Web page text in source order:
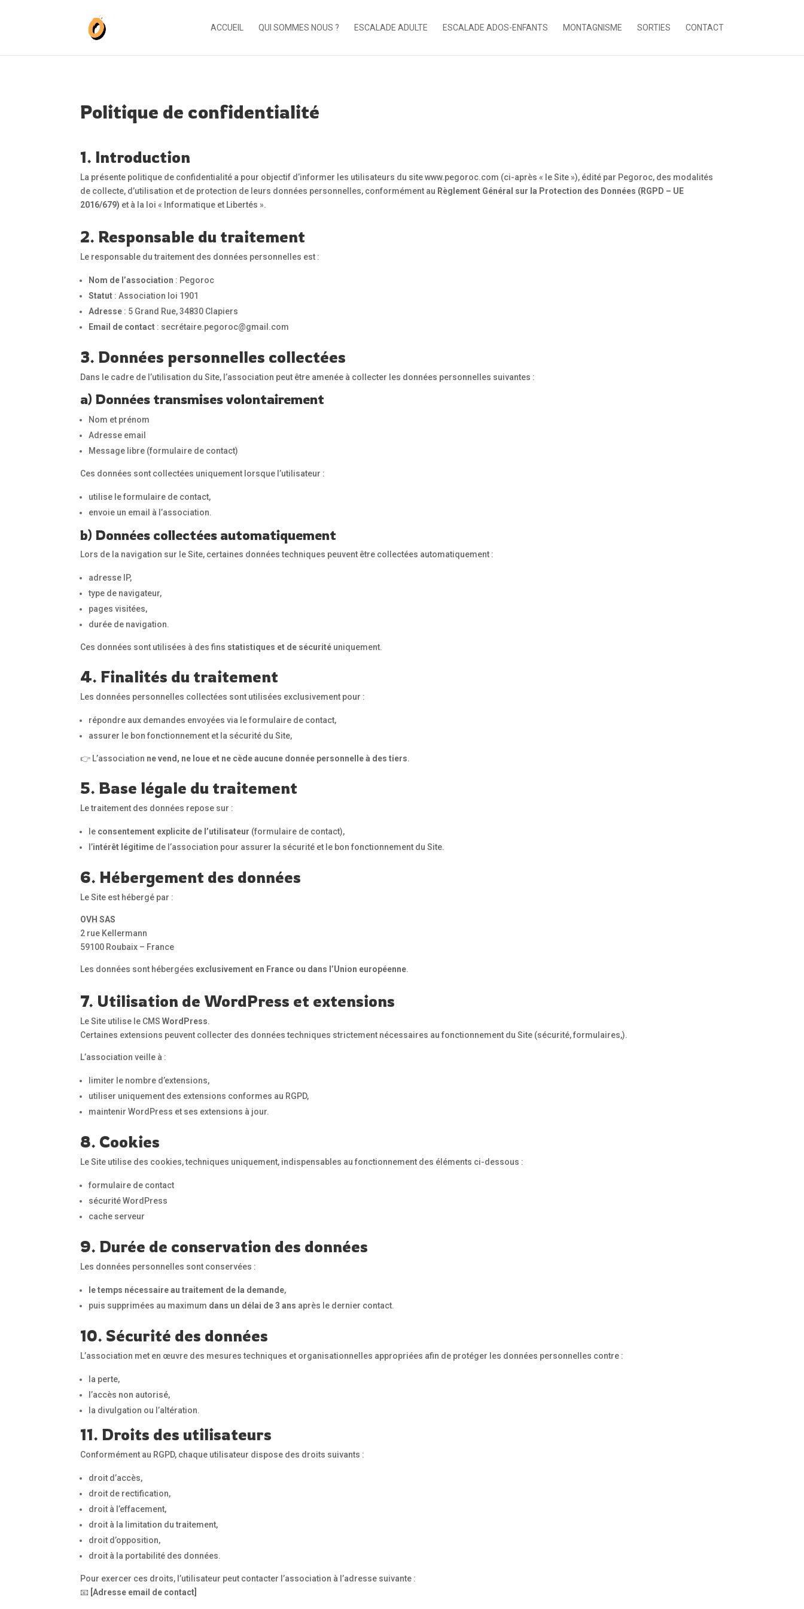
ACCUEIL QUI SOMMES NOUS ? ESCALADE ADULTE ESCALADE ADOS-ENFANTS MONTAGNISME SORTIES CONTACT
Politique de confidentialité
1. Introduction
La présente politique de confidentialité a pour objectif d’informer les utilisateurs du site www.pegoroc.com (ci-après « le Site »), édité par Pegoroc, des modalités
de collecte, d’utilisation et de protection de leurs données personnelles, conformément au Règlement Général sur la Protection des Données (RGPD – UE
2016/679) et à la loi « Informatique et Libertés ».
2. Responsable du traitement
Le responsable du traitement des données personnelles est :
Nom de l’association : Pegoroc
Statut : Association loi 1901
Adresse : 5 Grand Rue, 34830 Clapiers
Email de contact : secrétaire.pegoroc@gmail.com
3. Données personnelles collectées
Dans le cadre de l’utilisation du Site, l’association peut être amenée à collecter les données personnelles suivantes :
a) Données transmises volontairement
Nom et prénom
Adresse email
Message libre (formulaire de contact)
Ces données sont collectées uniquement lorsque l’utilisateur :
utilise le formulaire de contact,
envoie un email à l’association.
b) Données collectées automatiquement
Lors de la navigation sur le Site, certaines données techniques peuvent être collectées automatiquement :
adresse IP,
type de navigateur,
pages visitées,
durée de navigation.
Ces données sont utilisées à des fins statistiques et de sécurité uniquement.
4. Finalités du traitement
Les données personnelles collectées sont utilisées exclusivement pour :
répondre aux demandes envoyées via le formulaire de contact,
assurer le bon fonctionnement et la sécurité du Site,
👉 L’association ne vend, ne loue et ne cède aucune donnée personnelle à des tiers.
5. Base légale du traitement
Le traitement des données repose sur :
le consentement explicite de l’utilisateur (formulaire de contact),
l’intérêt légitime de l’association pour assurer la sécurité et le bon fonctionnement du Site.
6. Hébergement des données
Le Site est hébergé par :
OVH SAS
2 rue Kellermann
59100 Roubaix – France
Les données sont hébergées exclusivement en France ou dans l’Union européenne.
7. Utilisation de WordPress et extensions
Le Site utilise le CMSWordPress.
Certaines extensions peuvent collecter des données techniques strictement nécessaires au fonctionnement du Site (sécurité, formulaires,).
L’association veille à :
limiter le nombre d’extensions,
utiliser uniquement des extensions conformes au RGPD,
maintenir WordPress et ses extensions à jour.
8. Cookies
Le Site utilise des cookies, techniques uniquement, indispensables au fonctionnement des éléments ci-dessous :
formulaire de contact
sécurité WordPress
cache serveur
9. Durée de conservation des données
Les données personnelles sont conservées :
le temps nécessaire au traitement de la demande,
puis supprimées au maximum dans un délai de 3 ans après le dernier contact.
10. Sécurité des données
L’association met en œuvre des mesures techniques et organisationnelles appropriées afin de protéger les données personnelles contre :
la perte,
l’accès non autorisé,
la divulgation ou l’altération.
11. Droits des utilisateurs
Conformément au RGPD, chaque utilisateur dispose des droits suivants :
droit d’accès,
droit de rectification,
droit à l’effacement,
droit à la limitation du traitement,
droit d’opposition,
droit à la portabilité des données.
Pour exercer ces droits, l’utilisateur peut contacter l’association à l’adresse suivante :
📧 [Adresse email de contact]